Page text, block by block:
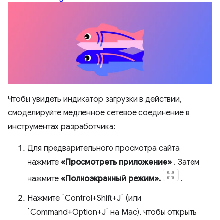
Чтобы увидеть индикатор загрузки в действии,
смоделируйте медленное сетевое соединение в
инструментах разработчика:
Для предварительного просмотра сайта
нажмите «Просмотреть приложение» . Затем
нажмите «Полноэкранный режим».
.
Нажмите `Control+Shift+J` (или
`Command+Option+J` на Mac), чтобы открыть